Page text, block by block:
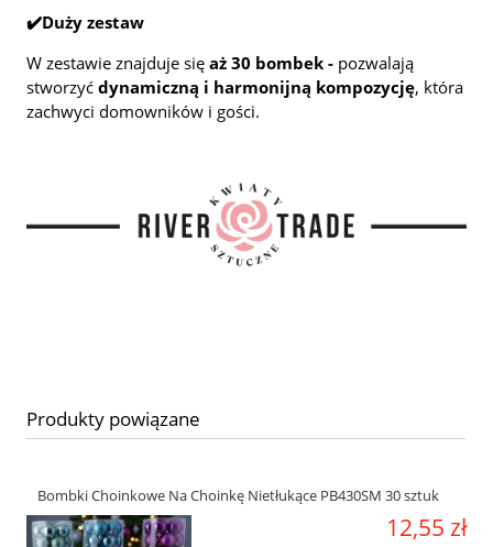
✔️Duży zestaw
W zestawie znajduje się aż 30 bombek - pozwalają
stworzyć dynamiczną i harmonijną kompozycję, która
zachwyci domowników i gości.
Produkty powiązane
Bombki Choinkowe Na Choinkę Nietłukące PB430SM 30 sztuk
12,55 zł